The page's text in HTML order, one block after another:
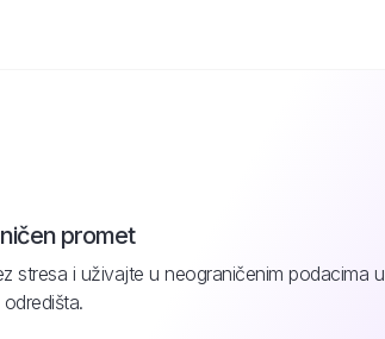
promet
stresa i uživajte u neograničenim podacima u